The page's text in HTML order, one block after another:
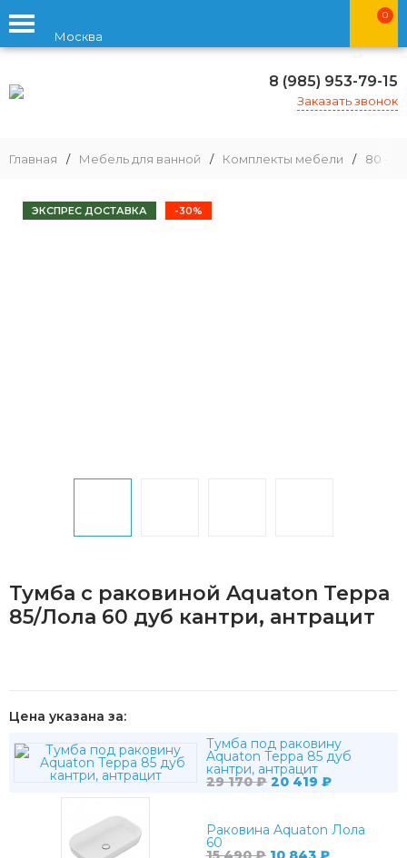
Москва
0
8 (985) 953-79-15
Заказать звонок
Главная / Мебель для ванной / Комплекты мебели / 80 -
ЭКСПРЕС ДОСТАВКА -30%
Тумба с раковиной Aquaton Терра
85/Лола 60 дуб кантри, антрацит
Цена указана за:
Тумба под раковину
Aquaton Терра 85 дуб
кантри, антрацит
29 170₽ 20 419 ₽
Раковина Aquaton Лола
60